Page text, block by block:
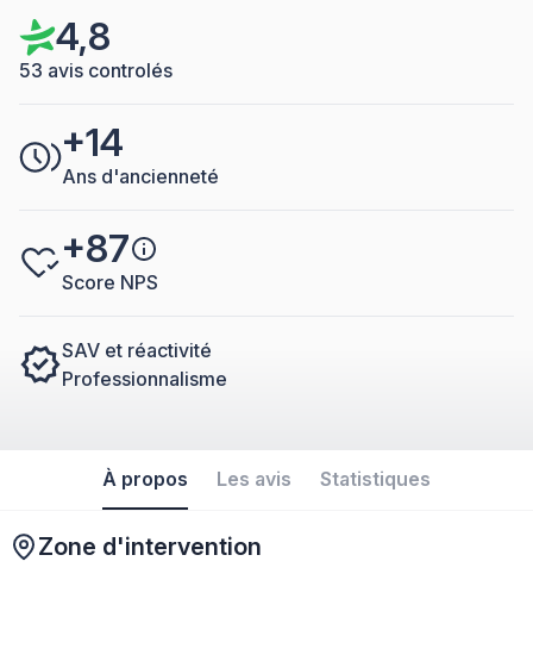
4,8
53 avis controlés
+14
Ans d'ancienneté
+87
Score NPS
SAV et réactivité
Professionnalisme
À propos Les avis Statistiques
Zone d'intervention